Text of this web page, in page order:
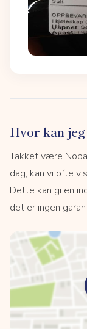
Hvor kan
Takket være
dag, kan vi ofte
Dette kan gi en
det er ingen